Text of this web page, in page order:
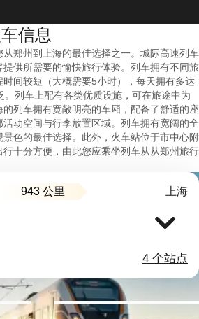
信息
郑州到上海的最佳选择之一。城际高速列车
供所需要的愉快旅行体验。列车拥有不同旅
间较短（大概需要5小时），每天拥有多达
列车上配有各类优质设施，可在旅途中为
列车拥有宽敞明亮的车厢，配备了舒适的座
动空间与行李放置区域。列车拥有宽阔的全
色的最佳选择。此外，火车站位于市中心附
十分方便，由此您应乘坐列车从从郑州旅行
943 公里 上海
4 个站点